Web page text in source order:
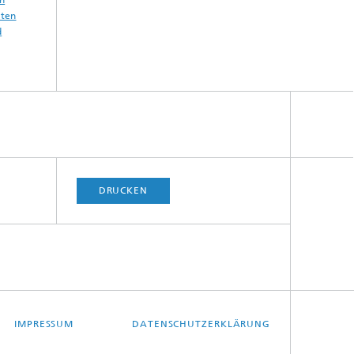
DRUCKEN
IMPRESSUM DATENSCHUTZERKLÄRUNG